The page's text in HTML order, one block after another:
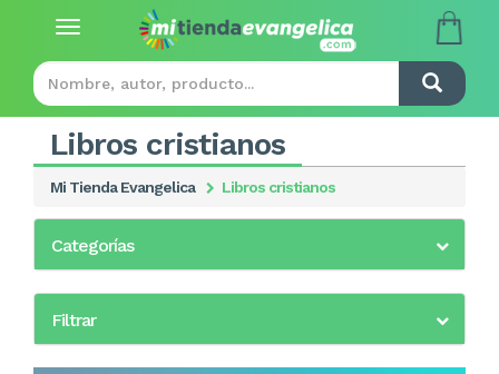
Toggle
Libros cristianos
Mi Tienda Evangelica Libros cristianos
Categorías
Filtrar